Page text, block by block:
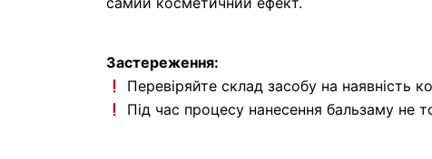
Застереження:
Перевіряйте склад засобу на наявність
Під час процесу нанесення бальзаму не